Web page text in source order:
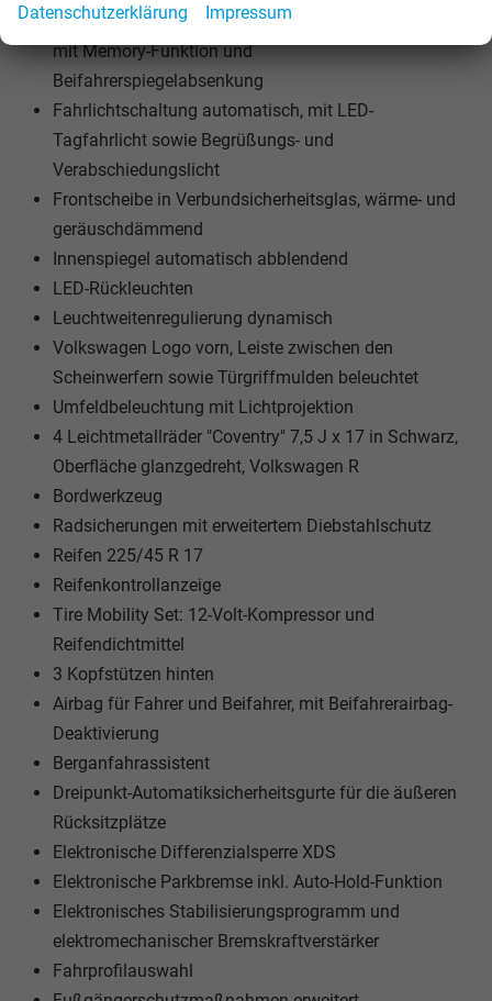
Außenspiegel elektrisch einstell-, anklapp-, beheizbar,
mit Memory-Funktion und
Beifahrerspiegelabsenkung
Fahrlichtschaltung automatisch, mit LED-
Tagfahrlicht sowie Begrüßungs- und
Verabschiedungslicht
Frontscheibe in Verbundsicherheitsglas, wärme- und
geräuschdämmend
Innenspiegel automatisch abblendend
LED-Rückleuchten
Leuchtweitenregulierung dynamisch
Volkswagen Logo vorn, Leiste zwischen den
Scheinwerfern sowie Türgriffmulden beleuchtet
Umfeldbeleuchtung mit Lichtprojektion
4 Leichtmetallräder "Coventry" 7,5 J x 17 in Schwarz,
Oberfläche glanzgedreht, Volkswagen R
Bordwerkzeug
Radsicherungen mit erweitertem Diebstahlschutz
Reifen 225/45 R 17
Reifenkontrollanzeige
Tire Mobility Set: 12-Volt-Kompressor und
Reifendichtmittel
3 Kopfstützen hinten
Airbag für Fahrer und Beifahrer, mit Beifahrerairbag-
Deaktivierung
Berganfahrassistent
Dreipunkt-Automatiksicherheitsgurte für die äußeren
Rücksitzplätze
Elektronische Differenzialsperre XDS
Elektronische Parkbremse inkl. Auto-Hold-Funktion
Elektronisches Stabilisierungsprogramm und
elektromechanischer Bremskraftverstärker
Fahrprofilauswahl
Datenschutzerklärung Impressum